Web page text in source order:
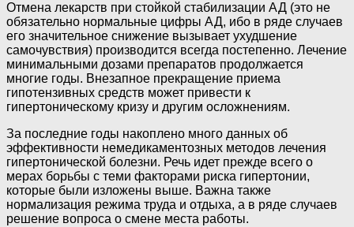
Отмена лекарств при стойкой стабилизации АД (это не
обязательно нормальные цифры АД, ибо в ряде случаев
его значительное снижение вызывает ухудшение
самочувствия) производится всегда постепенно. Лечение
минимальными дозами препаратов продолжается
многие годы. Внезапное прекращение приема
гипотензивных средств может привести к
гипертоническому кризу и другим осложнениям.
За последние годы накоплено много данных об
эффективности немедикаментозных методов лечения
гипертонической болезни. Речь идет прежде всего о
мерах борьбы с теми факторами риска гипертонии,
которые были изложены выше. Важна также
нормализация режима труда и отдыха, а в ряде случаев
решение вопроса о смене места работы.